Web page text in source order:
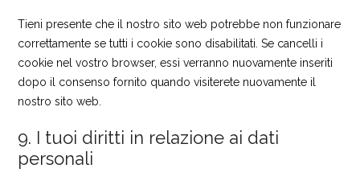
Tieni presente che il nostro sito web potrebbe non funzionare
correttamente se tutti i cookie sono disabilitati. Se cancelli i
cookie nel vostro browser, essi verranno nuovamente inseriti
dopo il consenso fornito quando visiterete nuovamente il
nostro sito web.
9. I tuoi diritti in relazione ai dati
personali